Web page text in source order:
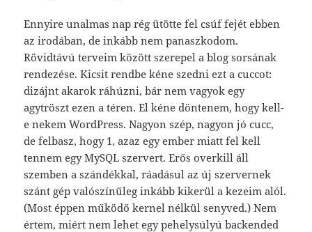
Ennyire unalmas nap rég ütötte fel csúf fejét ebben
az irodában, de inkább nem panaszkodom.
Rövidtávú terveim között szerepel a blog sorsának
rendezése. Kicsit rendbe kéne szedni ezt a cuccot:
dizájnt akarok ráhúzni, bár nem vagyok egy
agytröszt ezen a téren. El kéne döntenem, hogy kell-
e nekem WordPress. Nagyon szép, nagyon jó cucc,
de felbasz, hogy 1, azaz egy ember miatt fel kell
tennem egy MySQL szervert. Erős overkill áll
szemben a szándékkal, ráadásul az új szervernek
szánt gép valószínűleg inkább kikerül a kezeim alól.
(Most éppen működő kernel nélkül senyved.) Nem
értem, miért nem lehet egy pehelysúlyú backended